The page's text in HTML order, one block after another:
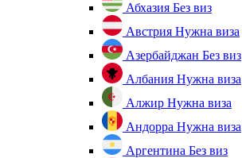
Абхазия Без виз
Австрия Нужна виза
Азербайджан Без виз
Албания Нужна виза
Алжир Нужна виза
Андорра Нужна виза
Аргентина Без виз